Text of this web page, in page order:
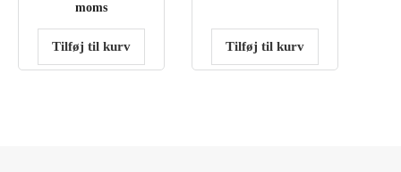
moms
Tilføj til kurv Tilføj til kurv